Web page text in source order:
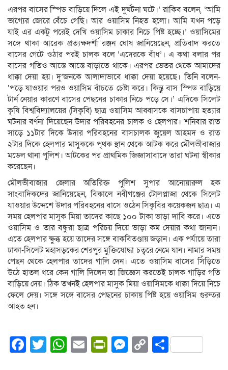
এরপর বাসের স্পিড বাড়িয়ে দিলে এই দুর্ঘটনা ঘটে।’ রাকিব বলেন, ‘আমি
ভাগ্যের জোরে বেঁচে গেছি। আর ওয়াসিম নিহত হলো। আমি যখন পড়ে
যাই এর একটু পরেই দেখি ওয়াসিম চাকার নিচে পিষ্ট হচ্ছে।’ ওয়াসিমের
সঙ্গে থাকা আরেক প্রত্যক্ষদর্শী রঞ্জন ঘোষ জানিয়েছেন, প্রতিবাদ করতে
বাসের গেটে ওঠার পরই চালক বলে ‘এদেরকে বাঁধ’। এ কথা বলার পর
বাসের গতিও আস্তে আস্তে বাড়াতে থাকে। এরপর ভেতর থেকে আমাদের
ধাক্কা দেয়া হয়। দু’জনকে আলাদাভাবে ধাক্কা দেয়া হয়েছে। তিনি বলেন-
‘পড়ে যাওয়ার পরও ওয়াসিম বাঁচতে চেষ্টা করে। কিন্তু বাস স্পিড বাড়িয়ে
টার্ন নেয়ার কারণে বাসের পেছনের চাকার নিচে পড়ে সে।’ এদিকে সিলেট
কৃষি বিশ্ববিদ্যালয়ের (সিকৃবি) ছাত্র ওয়াসিম আব্বাসকে বাসচাপায় হত্যার
ঘটনার বর্ণনা দিয়েছেন উদার পরিবহনের চালক ও হেলপার। শনিবার রাত
সাড়ে ১১টার দিকে উদার পরিবহনের বাসচালক জুয়েল আহমদ ও রাত
২টার দিকে হেলপার মাসুককে পৃথক স্থান থেকে আটক করে মৌলভীবাজার
মডেল থানা পুলিশ। আটকের পর প্রাথমিক জিজ্ঞাসাবাদে তারা ঘটনা স্বীকার
করেছেন।
মৌলভীবাজার জেলার অতিরিক্ত পুলিশ সুপার আনোয়ারুল হক
সাংবাদিকদের জানিয়েছেন, বিকালে নবীগঞ্জের টোলপ্লাজা থেকে সিলেট
যাওয়ার উদ্দেশে উদার পরিবহনের বাসে ওঠেন সিকৃবির কয়েকজন ছাত্র। এ
সময় হেলপার মাসুক মিয়া তাদের কাছে ১০০ টাকা ভাড়া দাবি করে। এতে
ওয়াসিম ও তার বন্ধুরা ছাত্র পরিচয় দিয়ে ভাড়া কম দেয়ার কথা জানান।
এতে হেলপার ক্ষুব্ধ হয়ে তাদের সঙ্গে বাকবিতণ্ডায় জড়ান। এক পর্যায়ে তারা
ঢাকা-সিলেট মহাসড়কের শেরপুর মুক্তিযোদ্ধা চত্বরে নেমে যান। নামার সময়
পেছন থেকে হেলপার তাদের গালি দেন। এতে ওয়াসিম বাসের সিঁড়িতে
উঠে হাতল ধরে কেন গালি দিলেন তা জিজ্ঞেস করতেই চালক গাড়ির গতি
বাড়িয়ে দেয়। ঠিক তখনই হেলপার মাসুক মিয়া ওয়াসিমকে ধাক্কা দিয়ে নিচে
ফেলে দেয়। সঙ্গে সঙ্গে বাসের পেছনের চাকায় পিষ্ট হয়ে ওয়াসিম গুরুতর
আহত হন।
Facebook
Twitter
WhatsApp
EmailPrintFriendly
Messenger
CopyShare